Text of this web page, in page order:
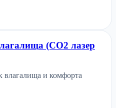
(CO2 лазер
влагалища и комфорта